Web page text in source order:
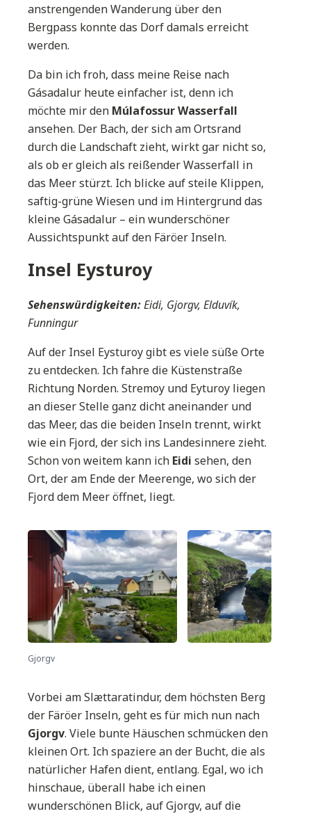
anstrengenden Wanderung über den
Bergpass konnte das Dorf damals erreicht
werden.
Da bin ich froh, dass meine Reise nach
Gásadalur heute einfacher ist, denn ich
möchte mir den Múlafossur Wasserfall
ansehen. Der Bach, der sich am Ortsrand
durch die Landschaft zieht, wirkt gar nicht so,
als ob er gleich als reißender Wasserfall in
das Meer stürzt. Ich blicke auf steile Klippen,
saftig-grüne Wiesen und im Hintergrund das
kleine Gásadalur – ein wunderschöner
Aussichtspunkt auf den Färöer Inseln.
Insel Eysturoy
Sehenswürdigkeiten:Eidi, Gjorgv, Elduvík,
Funningur
Auf der Insel Eysturoy gibt es viele süße Orte
zu entdecken. Ich fahre die Küstenstraße
Richtung Norden. Stremoy und Eyturoy liegen
an dieser Stelle ganz dicht aneinander und
das Meer, das die beiden Inseln trennt, wirkt
wie ein Fjord, der sich ins Landesinnere zieht.
Schon von weitem kann ich Eidi sehen, den
Ort, der am Ende der Meerenge, wo sich der
Fjord dem Meer öffnet, liegt.
Gjorgv
Vorbei am Slættaratindur, dem höchsten Berg
der Färöer Inseln, geht es für mich nun nach
Gjorgv. Viele bunte Häuschen schmücken den
kleinen Ort. Ich spaziere an der Bucht, die als
natürlicher Hafen dient, entlang. Egal, wo ich
hinschaue, überall habe ich einen
wunderschönen Blick, auf Gjorgv, auf die